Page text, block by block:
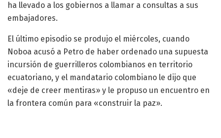
ha llevado a los gobiernos a llamar a consultas a sus
embajadores.
El último episodio se produjo el miércoles, cuando
Noboa acusó a Petro de haber ordenado una supuesta
incursión de guerrilleros colombianos en territorio
ecuatoriano, y el mandatario colombiano le dijo que
«deje de creer mentiras» y le propuso un encuentro en
la frontera común para «construir la paz».